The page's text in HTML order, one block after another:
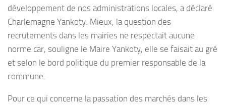
développement de nos administrations locales, a déclaré
Charlemagne Yankoty. Mieux, la question des
recrutements dans les mairies ne respectait aucune
norme car, souligne le Maire Yankoty, elle se faisait au gré
et selon le bord politique du premier responsable de la
commune.
Pour ce qui concerne la passation des marchés dans les